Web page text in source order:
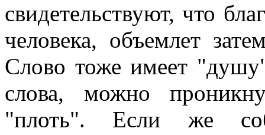
свидетельствуют, что
человека, объемлет
Слово тоже имеет
слова, можно
"плоть". Если же